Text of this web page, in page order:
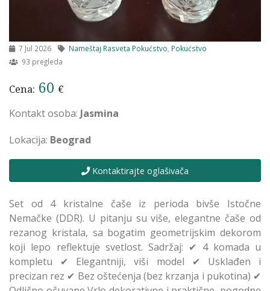
7 Jul 2026 Nameštaj Rasveta Pokućstvo Pokućstvo
93 pregleda
Cena: 60 €
Kontakt osoba: Jasmina
Lokacija: Beograd
Kontaktirajte oglašivača
Set od 4 kristalne čaše iz perioda bivše Istočne
Nemačke (DDR). U pitanju su više, elegantne čaše od
rezanog kristala, sa bogatim geometrijskim dekorom
koji lepo reflektuje svetlost. Sadržaj: ✔ 4 komada u
kompletu ✔ Elegantniji, viši model ✔ Usklađen i
precizan rez ✔ Bez oštećenja (bez krzanja i pukotina) ✔